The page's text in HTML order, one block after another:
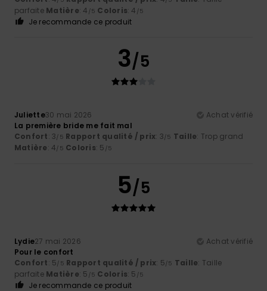
parfaite Matière: 4 /5 Coloris: 4 /5
Je recommande ce produit
3/5
Juliette30 mai 2026
Achat vérifié
La première bride me fait mal
Confort: 3/5 Rapport qualité / prix: 3/5 Taille: Trop grand
Matière: 4/5 Coloris: 5 /5
5/5
Lydie27 mai 2026
Achat vérifié
Pour le confort
Confort: 5/5 Rapport qualité / prix: 5/5 Taille: Taille
parfaite Matière: 5 /5 Coloris: 5 /5
Je recommande ce produit